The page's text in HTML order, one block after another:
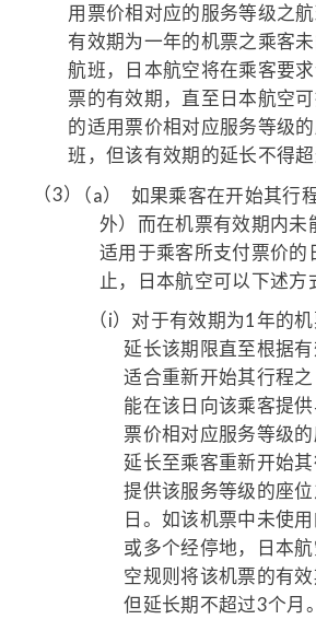
用票价相对应的服务等级之
有效期为一年的机票之乘客
航班，日本航空将在乘客要
票的有效期，直至日本航空
的适用票价相对应服务等级
班，但该有效期的延长不得超
（3）
（a）
如果乘客在开始其行
外）而在机票有效期内未
适用于乘客所支付票价的
止，日本航空可以下述方
（i） 对于有效期为1年的
延长该期限直至根据
适合重新开始其行程
能在该日向该乘客提
票价相对应服务等级
延长至乘客重新开始
提供该服务等级的座
日。如该机票中未使
或多个经停地，日本
空规则将该机票的有效
但延长期不超过3个月。